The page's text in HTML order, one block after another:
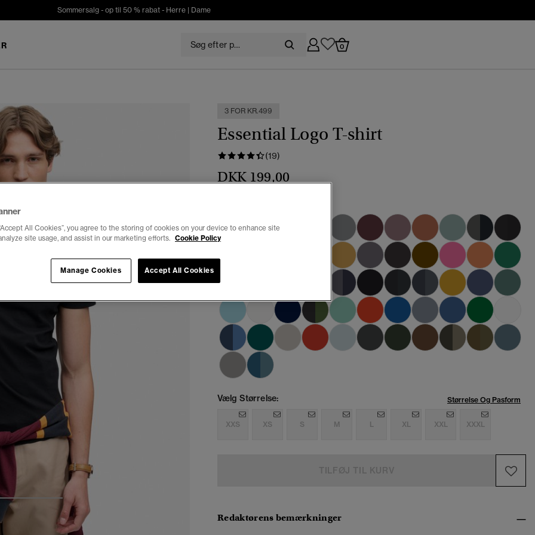
Sommersalg - op til 50 % rabat - Herre| Dame
0
3
3 FOR KR.499
Essential Logo T-shirt
(19)
DKK 199,00
Vælg Størrelse: Størrelse Og Pasform
XXS XS S M L XL XXL XXXL
Redaktørens bemærkninger
All Cookies”, you agree to the storing of cookies on your device to enhance site
site usage, and assist in our marketing efforts. Cookie Policy
Accept All Cookies
Manage Cookies